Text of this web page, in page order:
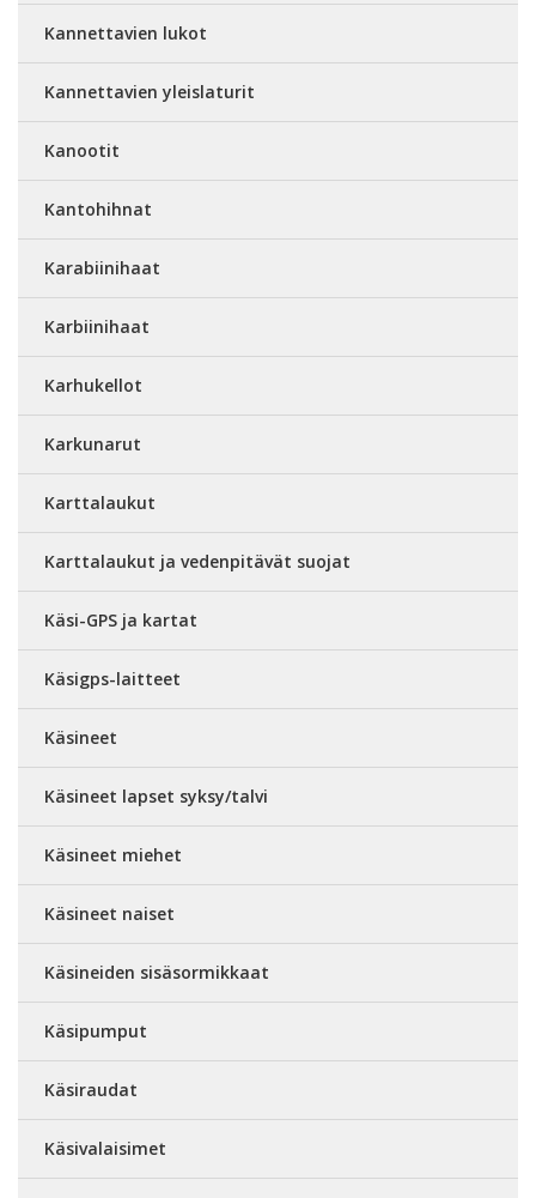
Kannettavien lukot
Kannettavien yleislaturit
Kanootit
Kantohihnat
Karabiinihaat
Karbiinihaat
Karhukellot
Karkunarut
Karttalaukut
Karttalaukut ja vedenpitävät suojat
Käsi-GPS ja kartat
Käsigps-laitteet
Käsineet
Käsineet lapset syksy/talvi
Käsineet miehet
Käsineet naiset
Käsineiden sisäsormikkaat
Käsipumput
Käsiraudat
Käsivalaisimet